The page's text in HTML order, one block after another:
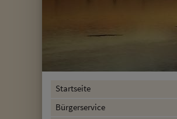
Startseite
Bürgerservice